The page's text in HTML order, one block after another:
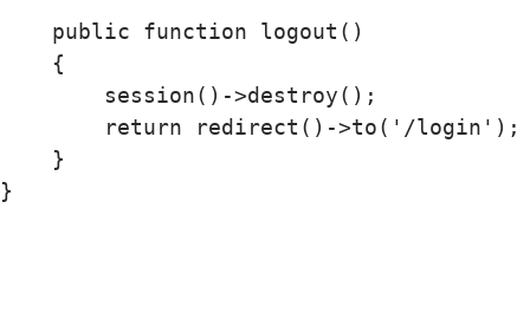
    public function logout()
    {
        session()->destroy();
        return redirect()->to('/login');
    }